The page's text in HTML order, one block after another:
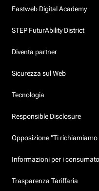
Fastweb Digital Academy
STEP FuturAbility District
Diventa partner
Sicurezza sul Web
Tecnologia
Responsible Disclosure
Opposizione "Ti richiamiamo
Informazioni per i
Trasparenza Tariffaria